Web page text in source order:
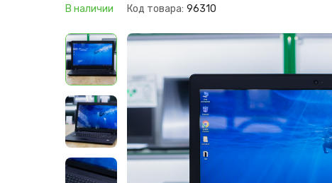
В наличии Код товара: 96310